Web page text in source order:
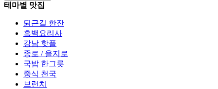
테마별 맛집
퇴근길 한잔
흑백요리사
강남 핫플
종로 / 을지로
국밥 한그릇
중식 천국
브런치